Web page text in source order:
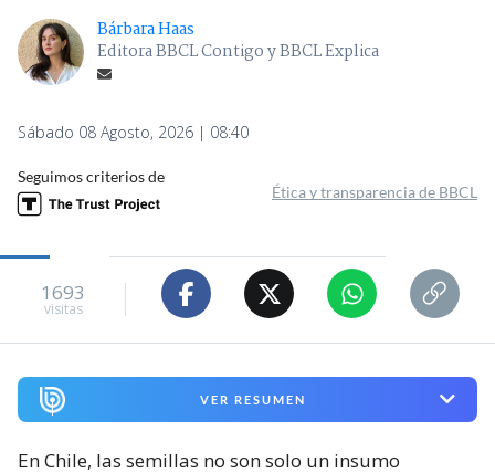
Bárbara Haas
Editora BBCL Contigo y BBCL Explica
Sábado 08 Agosto, 2026 | 08:40
Seguimos criterios de
Ética y transparencia de BBCL
1693
visitas
VER RESUMEN
En Chile, las semillas no son solo un insumo